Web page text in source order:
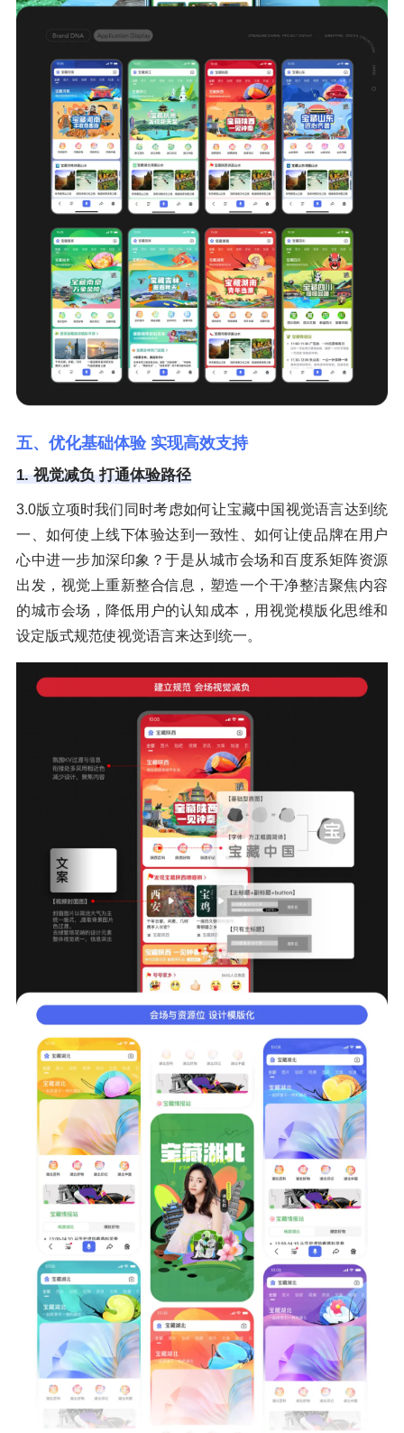
五、优化基础体验 实现高效支持
1. 视觉减负 打通体验路径
3.0版立项时我们同时考虑如何让宝藏中国视觉语言达到统
一、如何使上线下体验达到一致性、如何让使品牌在用户
心中进一步加深印象？于是从城市会场和百度系矩阵资源
出发，视觉上重新整合信息，塑造一个干净整洁聚焦内容
的城市会场，降低用户的认知成本，用视觉模版化思维和
设定版式规范使视觉语言来达到统一。